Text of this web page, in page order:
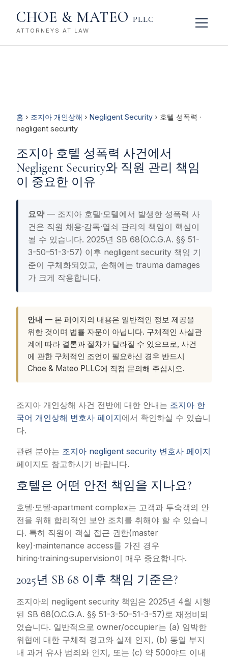
CHOE & MATEO PLLC
ATTORNEYS AT LAW
홈 › 조지아 개인상해 › Negligent Security › 호텔 성폭력 ·
negligent security
조지아 호텔 성폭력 사건에서
Negligent Security와 직원 관리 책임
이 중요한 이유
요약— 조지아 호텔·모텔에서 발생한 성폭력 사
건은 직원 채용·감독·열쇠 관리의 책임이 핵심이
될 수 있습니다. 2025년 SB 68(O.C.G.A. §§ 51-
3-50–51-3-57) 이후 negligent security 책임 기
준이 구체화되었고, 손해에는 trauma damages
가 크게 작용합니다.
안내 — 본 페이지의 내용은 일반적인 정보 제공을
위한 것이며 법률 자문이 아닙니다. 구체적인 사실관
계에 따라 결론과 절차가 달라질 수 있으므로, 사건
에 관한 구체적인 조언이 필요하신 경우 반드시
Choe & Mateo PLLC에 직접 문의해 주십시오.
조지아 개인상해 사건 전반에 대한 안내는 조지아 한
국어 개인상해 변호사 페이지에서 확인하실 수 있습니
다.
관련 분야는 조지아 negligent security 변호사 페이지
페이지도 참고하시기 바랍니다.
호텔은 어떤 안전 책임을 지나요?
호텔·모텔·apartment complex는 고객과 투숙객의 안
전을 위해 합리적인 보안 조치를 취해야 할 수 있습니
다. 특히 직원이 객실 접근 권한(master
key)·maintenance access를 가진 경우
hiring·training·supervision이 매우 중요합니다.
2025년 SB 68 이후 책임 기준은?
조지아의 negligent security 책임은 2025년 4월 시행
된 SB 68(O.C.G.A. §§ 51-3-50–51-3-57)로 재정비되
었습니다. 일반적으로 owner/occupier는 (a) 임박한
위협에 대한 구체적 경고와 실제 인지, (b) 동일 부지
내 과거 유사 범죄와 인지, 또는 (c) 약 500야드 이내